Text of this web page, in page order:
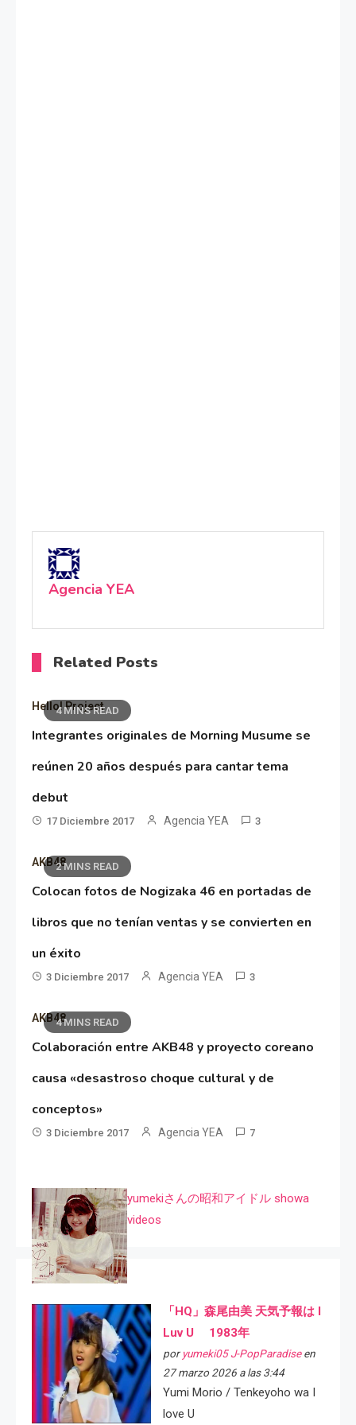
Agencia YEA
Related Posts
4 MINS READ
Hello! Project
Integrantes originales de Morning Musume se
reúnen 20 años después para cantar tema
debut
17 Diciembre 2017 Agencia YEA 3
2 MINS READ
AKB48
Colocan fotos de Nogizaka 46 en portadas de
libros que no tenían ventas y se convierten en
un éxito
3 Diciembre 2017 Agencia YEA 3
4 MINS READ
AKB48
Colaboración entre AKB48 y proyecto coreano
causa «desastroso choque cultural y de
conceptos»
3 Diciembre 2017 Agencia YEA 7
yumekiさんの昭和アイドル showa
videos
「HQ」森尾由美 天気予報は I
Luv U 1983年
por yumeki05 J-PopParadiseen
27 marzo 2026 a las 3:44
Yumi Morio / Tenkeyoho wa I
love U